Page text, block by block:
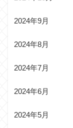
2024年9月
2024年8月
2024年7月
2024年6月
2024年5月